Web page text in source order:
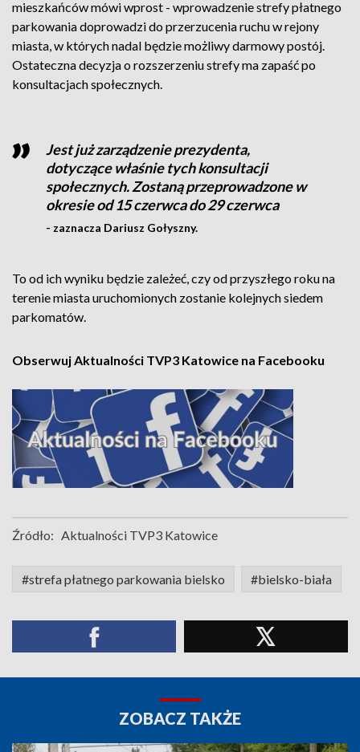
mieszkańców mówi wprost - wprowadzenie strefy płatnego
parkowania doprowadzi do przerzucenia ruchu w rejony
miasta, w których nadal będzie możliwy darmowy postój.
Ostateczna decyzja o rozszerzeniu strefy ma zapaść po
konsultacjach społecznych.
Jest już zarządzenie prezydenta,
dotyczące właśnie tych konsultacji
społecznych. Zostaną przeprowadzone w
okresie od 15 czerwca do 29 czerwca
- zaznacza Dariusz Gołyszny.
To od ich wyniku będzie zależeć, czy od przyszłego roku na
terenie miasta uruchomionych zostanie kolejnych siedem
parkomatów.
Obserwuj Aktualności TVP3 Katowice na Facebooku
Źródło: Aktualności TVP3 Katowice
#strefa płatnego parkowania bielsko #bielsko-biała
ZOBACZ TAKŻE